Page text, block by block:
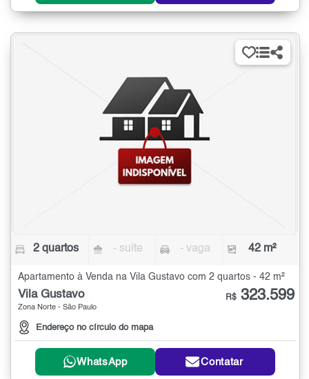
2 quartos - suíte - vaga 42 m²
Apartamento à Venda na Vila Gustavo com 2 quartos - 42 m²
Vila Gustavo
Zona Norte - São Paulo
Endereço no círculo do mapa
R$ 323.599
WhatsApp Contatar